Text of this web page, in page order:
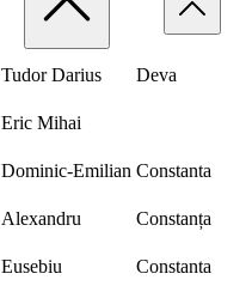
Tudor Darius Deva
Eric Mihai
Dominic-Emilian Constanta
Alexandru Constanța
Eusebiu Constanta